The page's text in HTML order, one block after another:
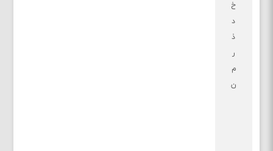
خ
د
ذ
ر
م
ن